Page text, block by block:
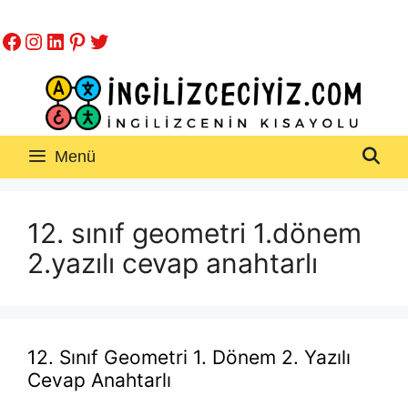
atla
Facebook
Instagram
LinkedIn
Pinterest
Twitter
Menü
12. sınıf geometri 1.dönem
2.yazılı cevap anahtarlı
12. Sınıf Geometri 1. Dönem 2. Yazılı
Cevap Anahtarlı